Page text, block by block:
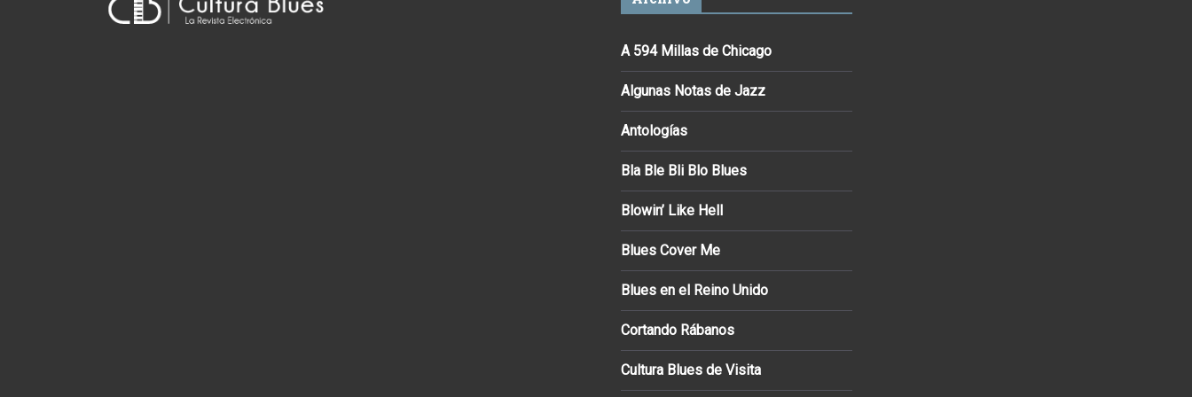
A 594 Millas de Chicago
Algunas Notas de Jazz
Antologías
Bla Ble Bli Blo Blues
Blowin’ Like Hell
Blues Cover Me
Blues en el Reino Unido
Cortando Rábanos
Cultura Blues de Visita